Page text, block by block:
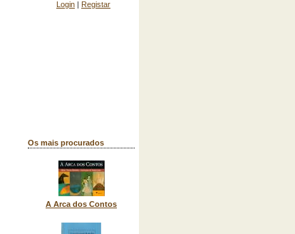
Login | Registar
Os mais procurados
A Arca dos Contos